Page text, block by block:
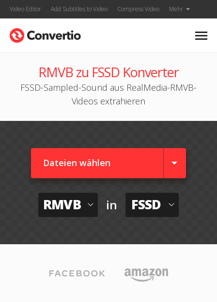
Video Editor Add Subtitles to Video Compress Video Mehr
RMVB zu FSSD Konverter
FSSD-Sampled-Sound aus RealMedia-RMVB-
Videos extrahieren
Dateien wählen
RMVB in FSSD